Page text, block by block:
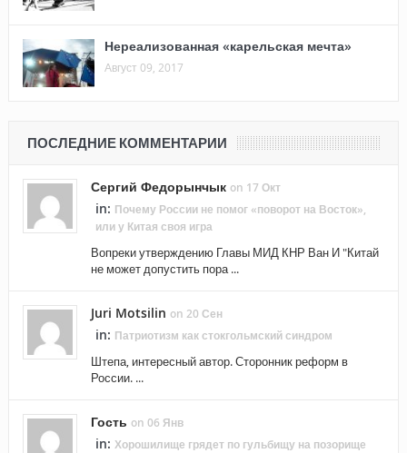
Нереализованная «карельская мечта»
Август 09, 2017
ПОСЛЕДНИЕ КОММЕНТАРИИ
Сергий Федорынчык on 17 Окт
in: Почему России не помог «поворот на Восток»,
или у Китая своя игра
Вопреки утверждению Главы МИД КНР Ван И "Китай
не может допустить пора ...
Juri Motsilin on 20 Сен
in: Патриотизм как стокгольмский синдром
Штепа, интересный автор. Сторонник реформ в
России. ...
Гость on 06 Янв
in: Хорошилище грядет по гульбищу на позорище